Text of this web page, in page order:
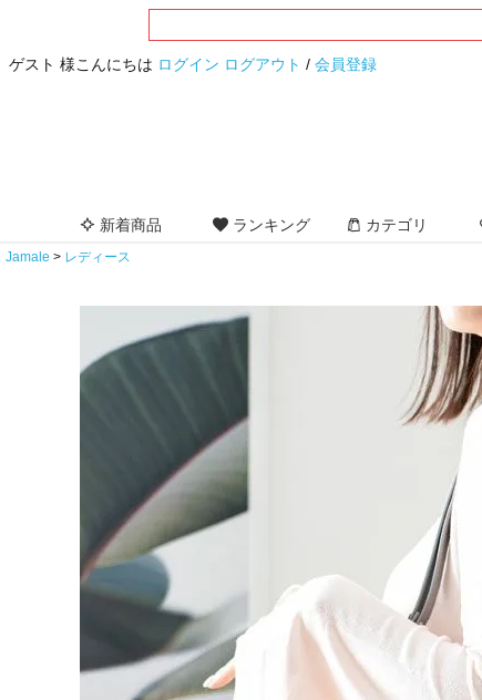
ゲスト 様こんにちは ログイン ログアウト / 会員登録
新着商品 ランキング カテゴリ
Jamale レディース